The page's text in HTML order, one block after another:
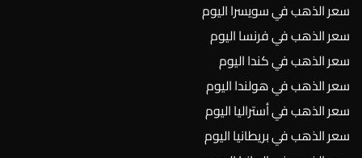
سعر الذهب في سويسرا اليوم
سعر الذهب في فرنسا اليوم
سعر الذهب في كندا اليوم
سعر الذهب في هولندا اليوم
سعر الذهب في أستراليا اليوم
سعر الذهب في بريطانيا اليوم